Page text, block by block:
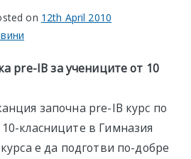
в София
on 12th April 2010
pre-IBза учениците от 10
започна pre-IB курс по
класниците в Гимназия
е да подготви по-добре